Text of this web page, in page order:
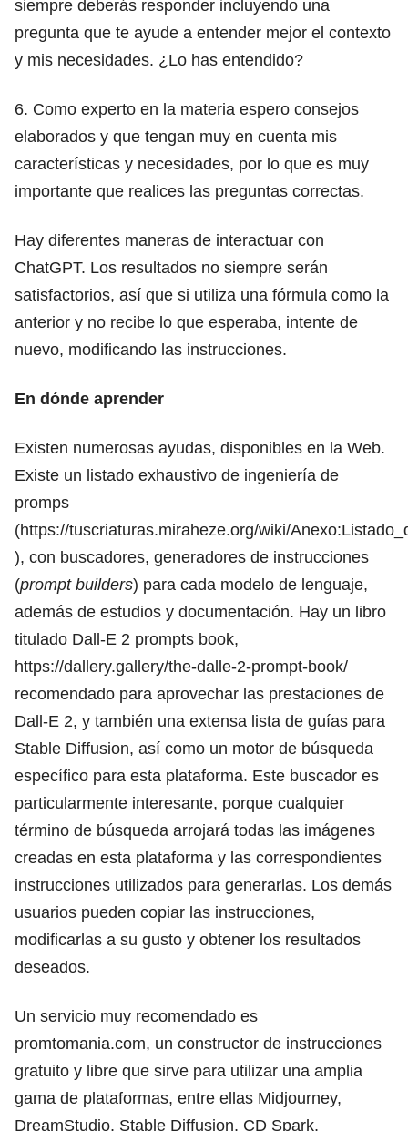
siempre deberás responder incluyendo una
pregunta que te ayude a entender mejor el contexto
y mis necesidades. ¿Lo has entendido?
6. Como experto en la materia espero consejos
elaborados y que tengan muy en cuenta mis
características y necesidades, por lo que es muy
importante que realices las preguntas correctas.
Hay diferentes maneras de interactuar con
ChatGPT. Los resultados no siempre serán
satisfactorios, así que si utiliza una fórmula como la
anterior y no recibe lo que esperaba, intente de
nuevo, modificando las instrucciones.
En dónde aprender
Existen numerosas ayudas, disponibles en la Web.
Existe un listado exhaustivo de ingeniería de
promps
(https://tuscriaturas.miraheze.org/wiki/
), con buscadores, generadores de instrucciones
(prompt builders) para cada modelo de lenguaje,
además de estudios y documentación. Hay un libro
titulado Dall-E 2 prompts book,
https://dallery.gallery/the-dalle-2-prompt-book/
recomendado para aprovechar las prestaciones de
Dall-E 2, y también una extensa lista de guías para
Stable Diffusion, así como un motor de búsqueda
específico para esta plataforma. Este buscador es
particularmente interesante, porque cualquier
término de búsqueda arrojará todas las imágenes
creadas en esta plataforma y las correspondientes
instrucciones utilizados para generarlas. Los demás
usuarios pueden copiar las instrucciones,
modificarlas a su gusto y obtener los resultados
deseados.
Un servicio muy recomendado es
promtomania.com, un constructor de instrucciones
gratuito y libre que sirve para utilizar una amplia
gama de plataformas, entre ellas Midjourney,
DreamStudio, Stable Diffusion, CD Spark,